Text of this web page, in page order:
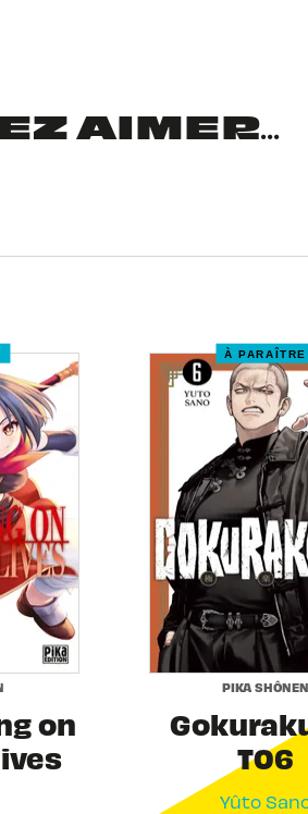
AIMER...
on
À PARAÎTRE
PIKA SHÔNEN
T06
Yûto